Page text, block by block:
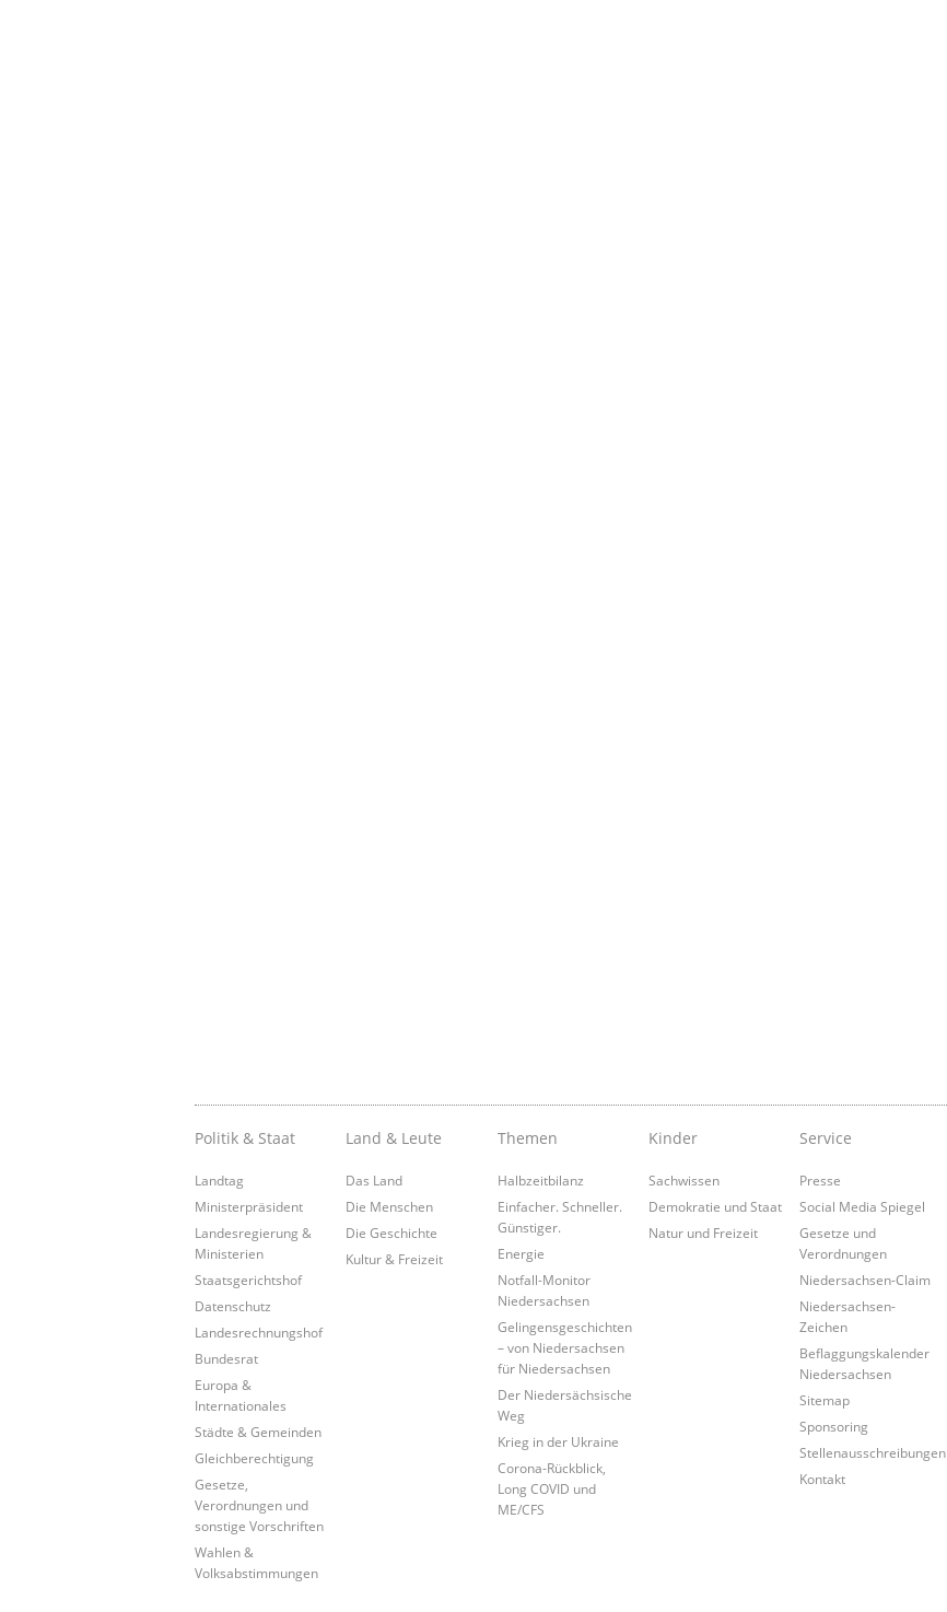
Politik & Staat
Landtag
Ministerpräsident
Landesregierung &
Ministerien
Staatsgerichtshof
Datenschutz
Landesrechnungshof
Bundesrat
Europa &
Internationales
Städte & Gemeinden
Gleichberechtigung
Gesetze,
Verordnungen und
sonstige Vorschriften
Wahlen &
Volksabstimmungen
Land & Leute
Das Land
Die Menschen
Die Geschichte
Kultur & Freizeit
Themen
Halbzeitbilanz
Einfacher. Schneller.
Günstiger.
Energie
Notfall-Monitor
Niedersachsen
Gelingensgeschichten
– von Niedersachsen
für Niedersachsen
Der Niedersächsische
Weg
Krieg in der Ukraine
Corona-Rückblick,
Long COVID und
ME/CFS
Kinder
Sachwissen
Demokratie und Staat
Natur und Freizeit
Service
Presse
Social Media Spiegel
Gesetze und
Verordnungen
Niedersachsen-Claim
Niedersachsen-
Zeichen
Beflaggungskalender
Niedersachsen
Sitemap
Sponsoring
Stellenausschreibungen
Kontakt